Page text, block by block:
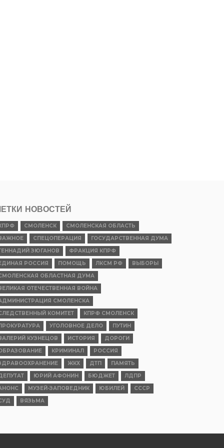
НОВОСТЕЙ
СМОЛЕНСК
СМОЛЕНСКАЯ ОБЛАСТЬ
СПЕЦОПЕРАЦИЯ
ГОСУДАРСТВЕННАЯ ДУМА
ЗЮГАНОВ
ФРАКЦИЯ КПРФ
РОССИЯ
ПОМОЩЬ ЛКСМ РФ
ВЫБОРЫ
ОБЛАСТНАЯ ДУМА
ОТЕЧЕСТВЕННАЯ ВОЙНА
СМОЛЕНСКА
КОМИТЕТ
КПРФ СМОЛЕНСК
УГОЛОВНОЕ ДЕЛО
ПУТИН
КУЗНЕЦОВ
ИСТОРИЯ
ДОРОГИ
КРИМИНАЛ
РОССИЯ
ЖКХ ДТП
ПАМЯТЬ
ЮРИЙ АФОНИН БЮДЖЕТ
ЛДПР
МУЗЕЙ-ЗАПОВЕДНИК ЮБИЛЕЙ
СССР
ВЯЗЬМА